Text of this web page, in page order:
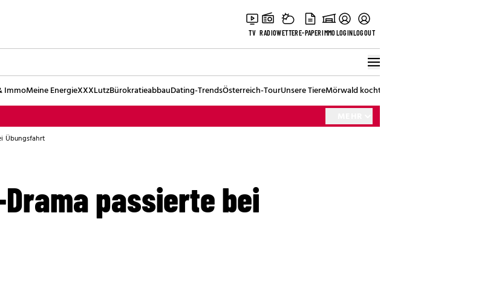
TV RADIOWETTERE-PAPERIMMOLOGINLOGOUT
ImmoMeine EnergieXXXLutzBürokratieabbauDating-TrendsÖsterreich-TourUnsere TiereMörwald kocht
Übungsfahrt
passierte bei